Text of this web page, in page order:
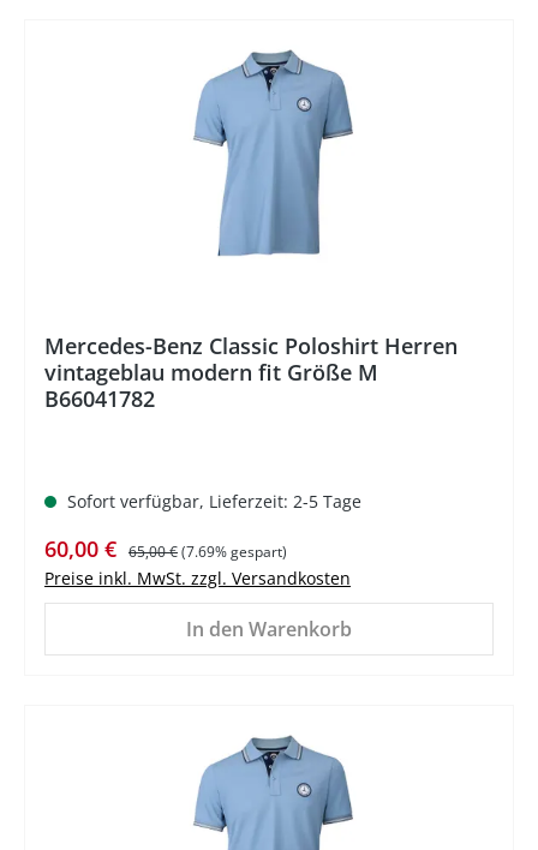
Mercedes-Benz Classic Poloshirt Herren
vintageblau modern fit Größe M
B66041782
Sofort verfügbar, Lieferzeit: 2-5 Tage
Verkaufspreis:
60,00 € Regulärer Preis:
65,00 €(7.69% gespart)
Preise inkl. MwSt. zzgl. Versandkosten
In den Warenkorb